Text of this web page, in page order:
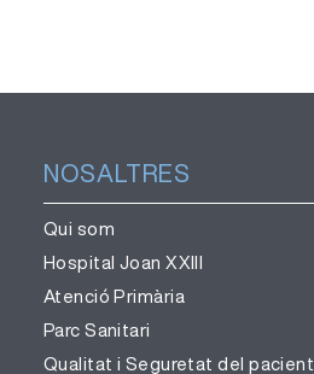
NOSALTRES
Qui som
Hospital Joan XXIII
Atenció Primària
Parc Sanitari
Qualitat i Seguretat del pacient